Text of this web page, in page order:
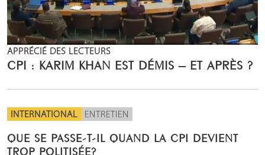
APPRÉCIÉ DES LECTEURS
CPI : KARIM KHAN EST DÉMIS – ET APRÈS ?
INTERNATIONAL ENTRETIEN
QUE SE PASSE-T-IL QUAND LA CPI DEVIENT
TROP POLITISÉE?